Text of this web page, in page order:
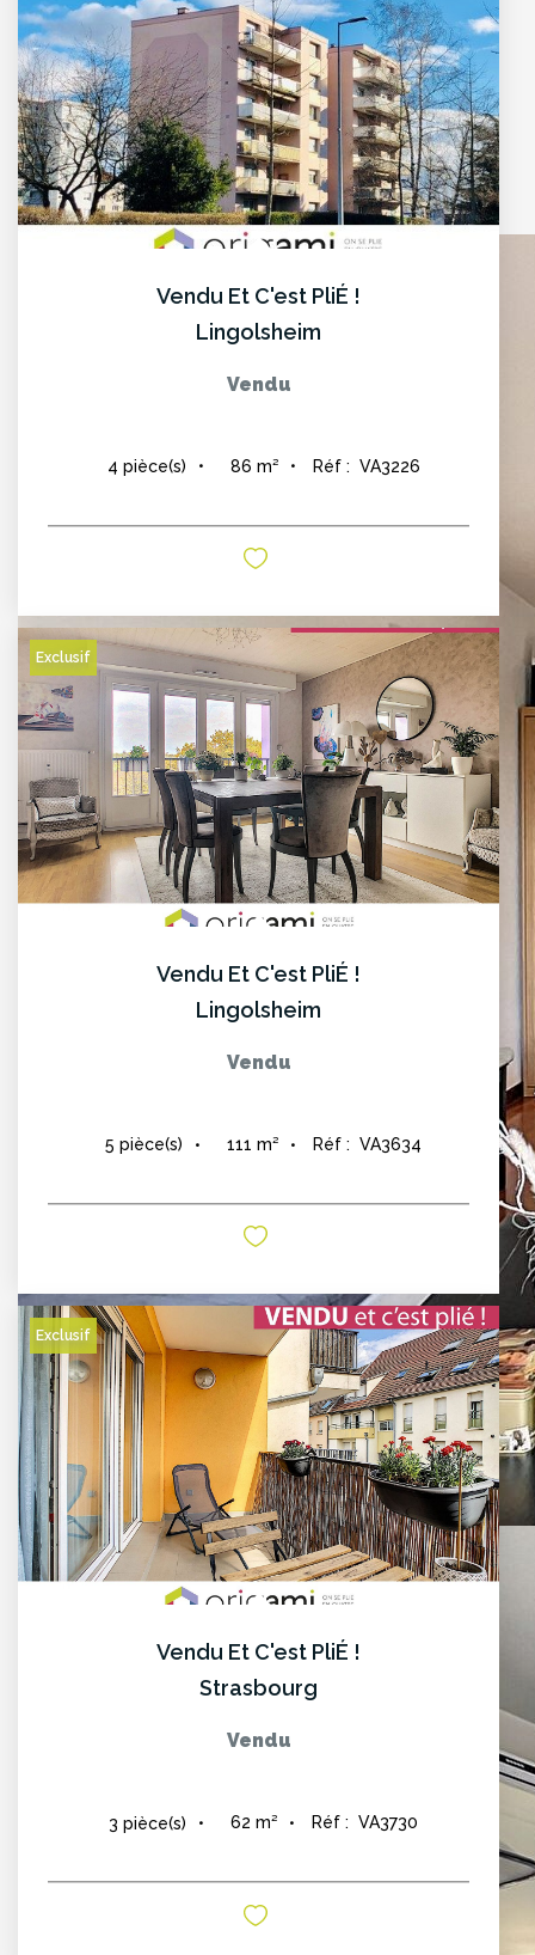
Vendu Et C'est PliÉ !
Lingolsheim
Vendu
4 pièce(s) 86 m² Réf : VA3226
Exclusif
Vendu Et C'est PliÉ !
Lingolsheim
Vendu
5 pièce(s) 111 m² Réf : VA3634
Exclusif
Vendu Et C'est PliÉ !
Strasbourg
Vendu
3 pièce(s) 62 m² Réf : VA3730